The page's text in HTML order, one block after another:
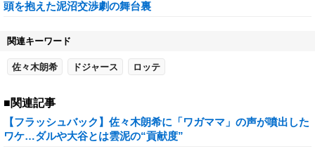
頭を抱えた泥沼交渉劇の舞台裏
関連キーワード
佐々木朗希 ドジャース ロッテ
■関連記事
【フラッシュバック】佐々木朗希に「ワガママ」の声が噴出した
ワケ…ダルや大谷とは雲泥の“貢献度”